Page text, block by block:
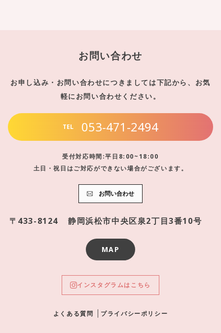
お問い合わせ
お申し込み・お問い合わせにつきましては下記から、お気
軽にお問い合わせください。
TEL 053-471-2494
受付対応時間:平日8:00~18:00
土日・祝日はご対応ができない場合がございます。
お問い合わせ
〒433-8124 静岡浜松市中央区泉2丁目3番10号
MAP
インスタグラムはこちら
よくある質問 プライバシーポリシー